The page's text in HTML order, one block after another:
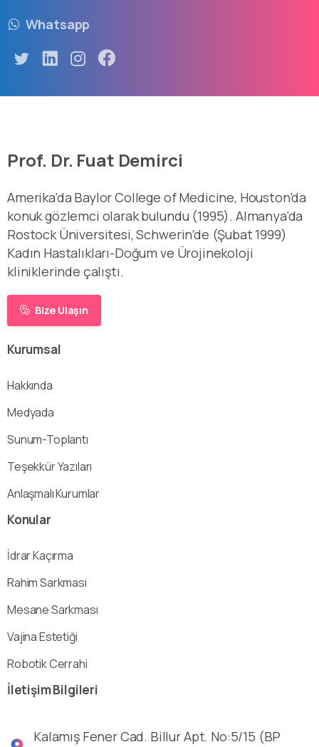
Whatsapp
Prof. Dr. Fuat Demirci
Amerika’da Baylor College of Medicine, Houston’da
konuk gözlemci olarak bulundu (1995). Almanya’da
Rostock Üniversitesi, Schwerin’de (Şubat 1999)
Kadın Hastalıkları-Doğum ve Ürojinekoloji
kliniklerinde çalıştı.
Bize Ulaşın
Kurumsal
Hakkında
Medyada
Sunum-Toplantı
Teşekkür Yazıları
Anlaşmalı Kurumlar
Konular
İdrar Kaçırma
Rahim Sarkması
Mesane Sarkması
Vajina Estetiği
Robotik Cerrahi
İletişimBilgileri
Kalamış Fener Cad. Billur Apt. No:5/15 (BP